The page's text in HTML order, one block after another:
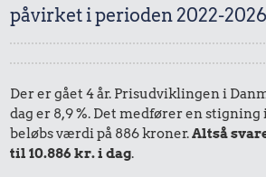
påvirket i perioden 2022-2026
Der er gået 4 år. Prisudviklingen i
dag er 8,9 %. Det medfører en
beløbs værdi på 886 kroner.Altså
til 10.886 kr. i dag.